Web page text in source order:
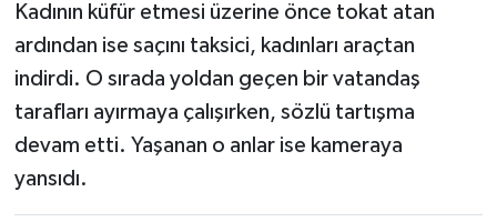
Kadının küfür etmesi üzerine önce tokat atan
ardından ise saçını taksici, kadınları araçtan
indirdi. O sırada yoldan geçen bir vatandaş
tarafları ayırmaya çalışırken, sözlü tartışma
devam etti. Yaşanan o anlar ise kameraya
yansıdı.